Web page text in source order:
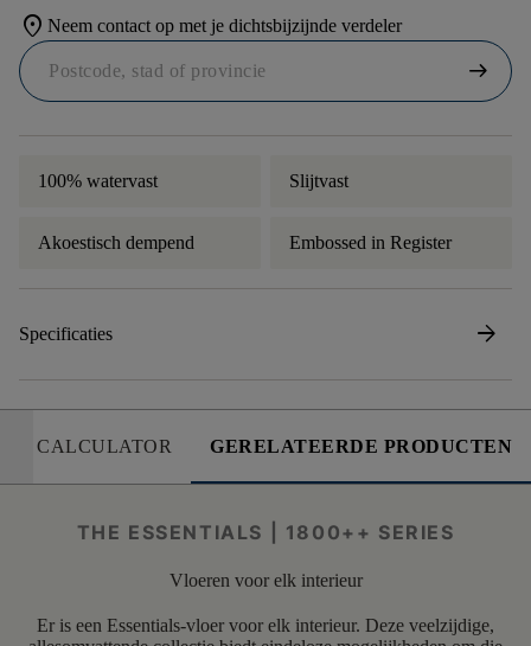
location_on Neem contact op met je dichtsbijzijnde verdeler
arrow_right_alt
100% watervast Slijtvast
Akoestisch dempend Embossed in Register
Specificaties arrow_forward
CALCULATOR GERELATEERDE PRODUCTEN
THE ESSENTIALS | 1800++ SERIES
Vloeren voor elk interieur
Er is een Essentials-vloer voor elk interieur. Deze veelzijdige,